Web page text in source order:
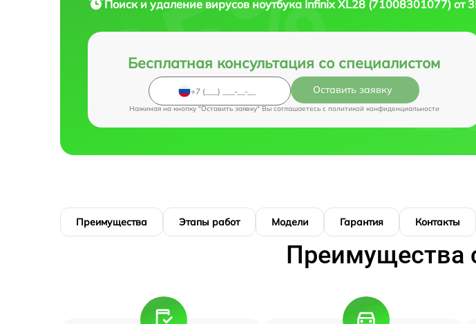
Поиск и удаление вирусов ноутбука Infinix XL28 (71008301077) от
Бесплатная консультация со специалистом
Оставить заявку
Нажимая на кнопку "Оставить заявку" Вы соглашаетесь c политикой конфиденциальности
Преимущества Этапы работ Модели Гарантия Контакты
Преимущества